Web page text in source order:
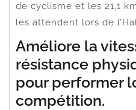
de cyclisme et les 21,1
les attendent lors de
Améliore la
résistance
pour performer
compétition.